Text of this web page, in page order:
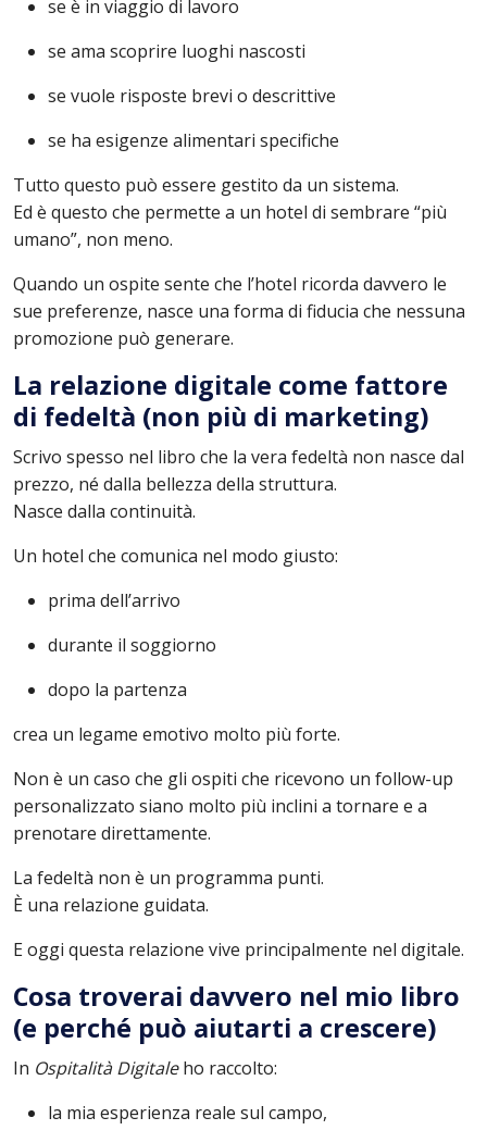
se è in viaggio di lavoro
se ama scoprire luoghi nascosti
se vuole risposte brevi o descrittive
se ha esigenze alimentari specifiche
Tutto questo può essere gestito da un sistema.
Ed è questo che permette a un hotel di sembrare “più
umano”, non meno.
Quando un ospite sente che l’hotel ricorda davvero le
sue preferenze, nasce una forma di fiducia che nessuna
promozione può generare.
La relazione digitale come fattore
di fedeltà (non più di marketing)
Scrivo spesso nel libro che la vera fedeltà non nasce dal
prezzo, né dalla bellezza della struttura.
Nasce dalla continuità.
Un hotel che comunica nel modo giusto:
prima dell’arrivo
durante il soggiorno
dopo la partenza
crea un legame emotivo molto più forte.
Non è un caso che gli ospiti che ricevono un follow-up
personalizzato siano molto più inclini a tornare e a
prenotare direttamente.
La fedeltà non è un programma punti.
È una relazione guidata.
E oggi questa relazione vive principalmente nel digitale.
Cosa troverai davvero nel mio libro
(e perché può aiutarti a crescere)
In Ospitalità Digitaleho raccolto:
la mia esperienza reale sul campo,